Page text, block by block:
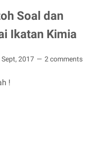
Soal dan
Ikatan Kimia
Sept, 2017 2 comments
!